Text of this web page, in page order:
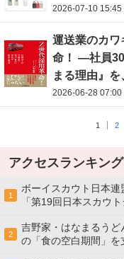
2026-07-10 15:45
運送業のカワ
命！ ―社員
まる理由』
2026-06-28 07:00
1 2
アクセスランキング
1
ボーイスカウト日本連
「第19回日本スカウ
2
吉野家・はなまるう
の「食の空白期間」を